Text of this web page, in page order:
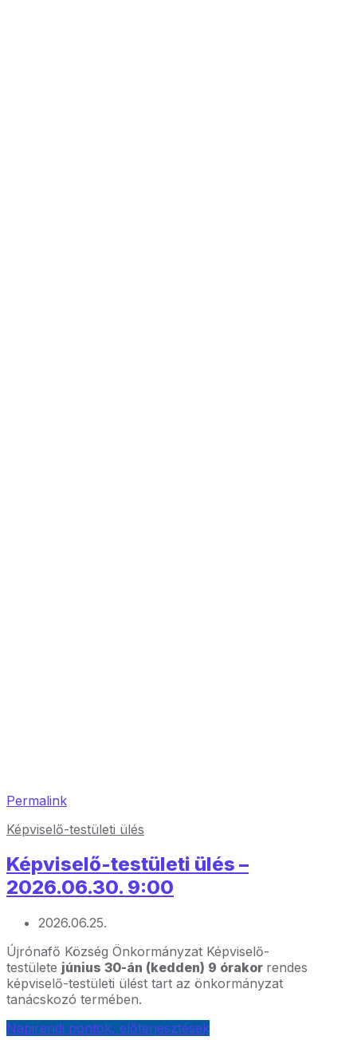
Permalink
Képviselő-testületi ülés
Képviselő-testületi ülés –
2026.06.30. 9:00
2026.06.25.
Újrónafő Község Önkormányzat Képviselő-
testülete június 30-án (kedden) 9 órakor rendes
képviselő-testületi ülést tart az önkormányzat
tanácskozó termében.
Napirendi pontok, előterjesztések